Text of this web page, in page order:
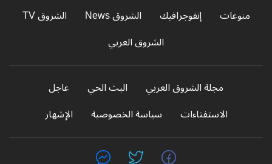
منوعات
إنفوجرافيك الشروق News
الشروق TV
الشروق العربي
مجلة الشروق العربي البث الحي
عاجل
الاستفتاءات
سياسة الخصوصية الإشهار